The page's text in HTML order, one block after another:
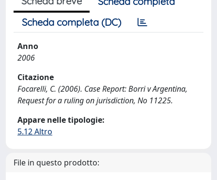
Scheda completa (DC)
Anno
2006
Citazione
Focarelli, C. (2006). Case Report: Borri v Argentina,
Request for a ruling on jurisdiction, No 11225.
Appare nelle tipologie:
5.12 Altro
File in questo prodotto: